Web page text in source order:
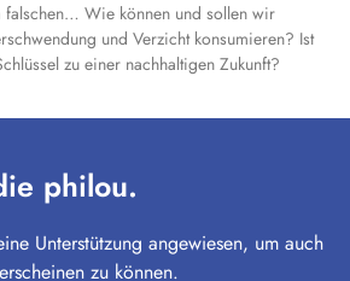
falschen… Wie können und sollen wir
und Verzicht konsumieren? Ist
zu einer nachhaltigen Zukunft?
philou.
Unterstützung angewiesen, um auch
zu können.